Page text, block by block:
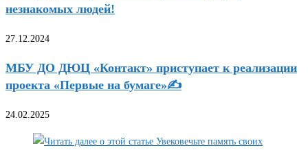
незнакомых людей!
27.12.2024
МБУ ДО ДЮЦ «Контакт» приступает к реализации
проекта «Первые на бумаге»✍
24.02.2025